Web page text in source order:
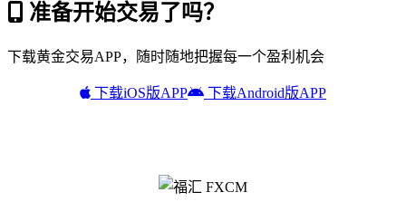
准备开始交易了吗？
下载黄金交易APP，随时随地把握每一个盈利机会
下载iOS版APP 下载Android版APP